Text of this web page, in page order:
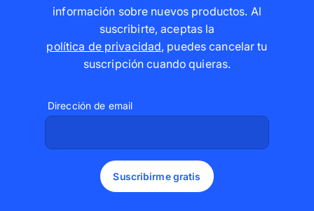
información sobre nuevos productos. Al
suscribirte, aceptas la
política de privacidad, puedes cancelar tu
suscripción cuando quieras.
Dirección de email
Suscribirme gratis